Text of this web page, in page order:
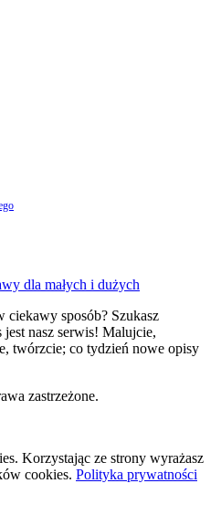
ciekawy sposób? Szukasz
jest nasz serwis! Malujcie,
twórzcie; co tydzień nowe opisy
zastrzeżone.
Korzystając ze strony wyrażasz
cookies. Polityka prywatności